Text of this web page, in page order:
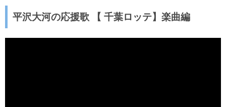
平沢大河の応援歌 【 千葉ロッテ】楽曲編